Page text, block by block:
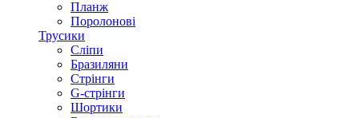
Планж
Поролонові
Трусики
Сліпи
Бразиляни
Стрінги
G-стрінги
Шортики